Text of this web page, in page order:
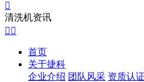

清洗机资讯
 
首页
关于捷科
企业介绍 团队风采 资质认证